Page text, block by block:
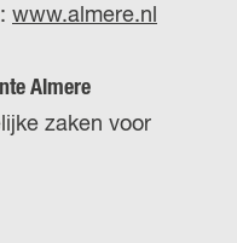
www.almere.nl
Almere
zaken voor